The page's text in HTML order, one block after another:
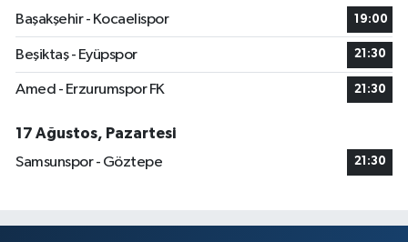
Başakşehir - Kocaelispor
19:00
Beşiktaş - Eyüpspor 21:30
Amed - Erzurumspor FK 21:30
17 Ağustos, Pazartesi
Samsunspor - Göztepe
21:30